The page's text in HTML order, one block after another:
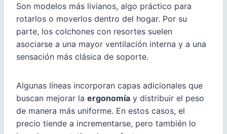
Son modelos más livianos, algo práctico para
rotarlos o moverlos dentro del hogar. Por su
parte, los colchones con resortes suelen
asociarse a una mayor ventilación interna y a una
sensación más clásica de soporte.
Algunas líneas incorporan capas adicionales que
buscan mejorar la ergonomía y distribuir el peso
de manera más uniforme. En estos casos, el
precio tiende a incrementarse, pero también lo